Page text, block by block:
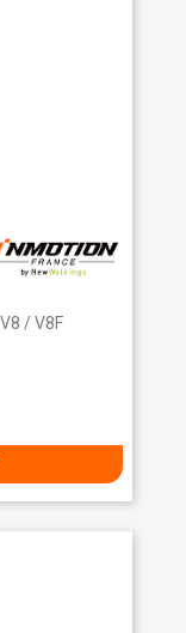
/ V8F